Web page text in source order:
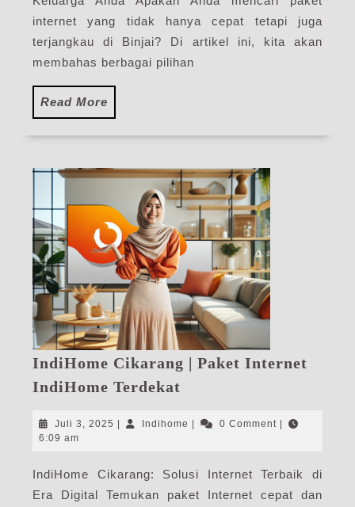
internet yang tidak hanya cepat tetapi juga
terjangkau di Binjai? Di artikel ini, kita akan
membahas berbagai pilihan
Read More
More
IndiHome Cikarang | Paket Internet
IndiHome Terdekat
|
IndiHome
Terdekat
Juli 3, 2025 Juli
Indihome Indihome0 Comment
6:09 am
IndiHome Cikarang: Solusi Internet Terbaik di
Era Digital Temukan paket Internet cepat dan